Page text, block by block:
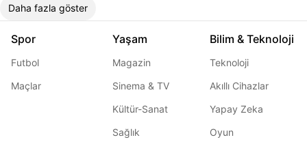
Daha fazla göster
Spor
Futbol
Maçlar
Yaşam
Magazin
Sinema & TV
Kültür-Sanat
Sağlık
Bilim & Teknoloji
Teknoloji
Akıllı Cihazlar
Yapay Zeka
Oyun